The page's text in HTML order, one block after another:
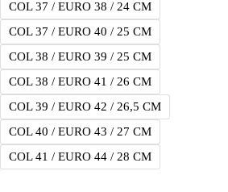
COL 37 / EURO 38 / 24 CM
COL 37 / EURO 40 / 25 CM
COL 38 / EURO 39 / 25 CM
COL 38 / EURO 41 / 26 CM
COL 39 / EURO 42 / 26,5 CM
COL 40 / EURO 43 / 27 CM
COL 41 / EURO 44 / 28 CM